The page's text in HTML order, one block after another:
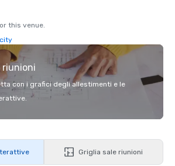
this venue.
riunioni
con i grafici degli allestimenti e le
Griglia sale riunioni